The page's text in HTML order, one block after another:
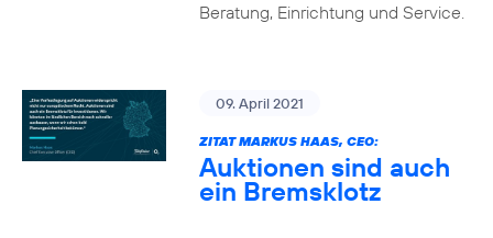
Beratung, Einrichtung und Service.
09. April 2021
ZITAT MARKUS HAAS, CEO:
Auktionen sind auch
ein Bremsklotz